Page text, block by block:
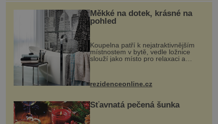
Měkké na dotek, krásné na
pohled
Koupelna patří k nejatraktivnějším
místnostem v bytě, vedle ložnice
slouží jako místo pro relaxaci a
odpočinek. Koupelnový textil –
ručníky, osušky a koberečky –
mohou jako mávnutím kouzelného
proutku...
rezidenceonline.cz
Šťavnatá pečená šunka